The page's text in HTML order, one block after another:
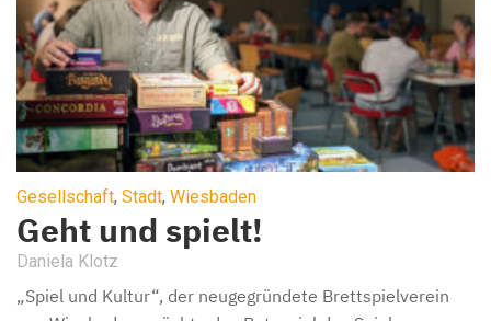
Gesellschaft, Stadt, Wiesbaden
Geht und spielt!
Daniela Klotz
„Spiel und Kultur“, der neugegründete Brettspielverein